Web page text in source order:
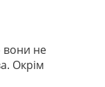
вони не
Окрім